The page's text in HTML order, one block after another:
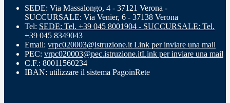
SEDE: Via Massalongo, 4 - 37121 Verona -
SUCCURSALE: Via Venier, 6 - 37138 Verona
Tel: SEDE: Tel. +39 045 8001904 - SUCCURSALE: Tel.
+39 045 8349043
Email: vrpc020003@istruzione.it Link per inviare una mail
PEC: vrpc020003@pec.istruzione.itLink per inviare una mail
C.F.: 80011560234
IBAN: utilizzare il sistema PagoinRete